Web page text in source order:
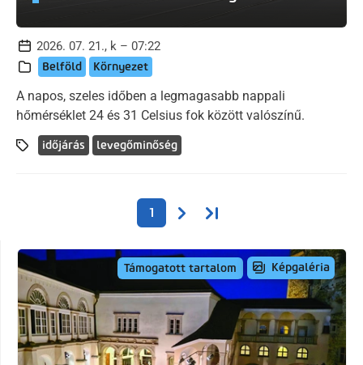
2026. 07. 21., k – 07:22
Belföld Környezet
A napos, szeles időben a legmagasabb nappali
hőmérséklet 24 és 31 Celsius fok között valószínű.
időjárás levegőminőség
Oldalszámozás 1 Következő oldal
Utolsó oldal
Támogatott tartalom Képgaléria